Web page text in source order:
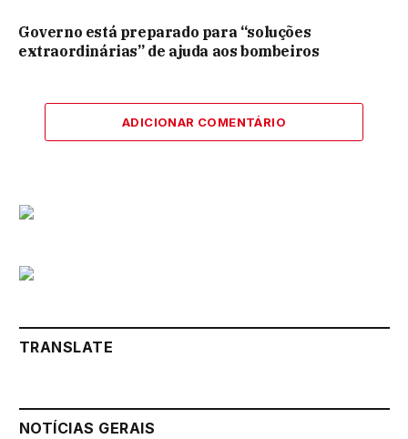
Governo está preparado para “soluções
extraordinárias” de ajuda aos bombeiros
ADICIONAR COMENTÁRIO
TRANSLATE
NOTÍCIAS GERAIS